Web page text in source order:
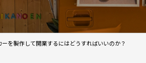
を製作して開業するにはどうすればいいのか？